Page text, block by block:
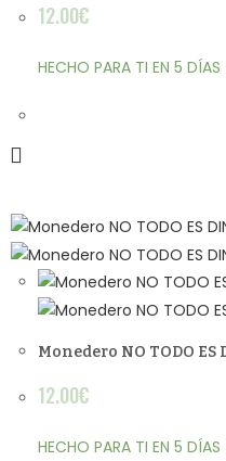
12.00€
HECHO PARA TI EN 5
Monedero NO TODO
12.00€
HECHO PARA TI EN 5